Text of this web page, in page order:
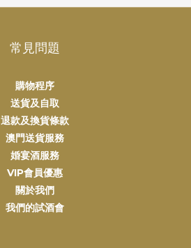
常見問題
購物程序
送貨及自取
退款及換貨條款
澳門送貨服務
婚宴酒服務
VIP會員優惠
關於我們
我們的試酒會